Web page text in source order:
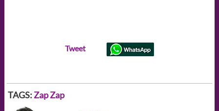
Tweet
TAGS: Zap Zap